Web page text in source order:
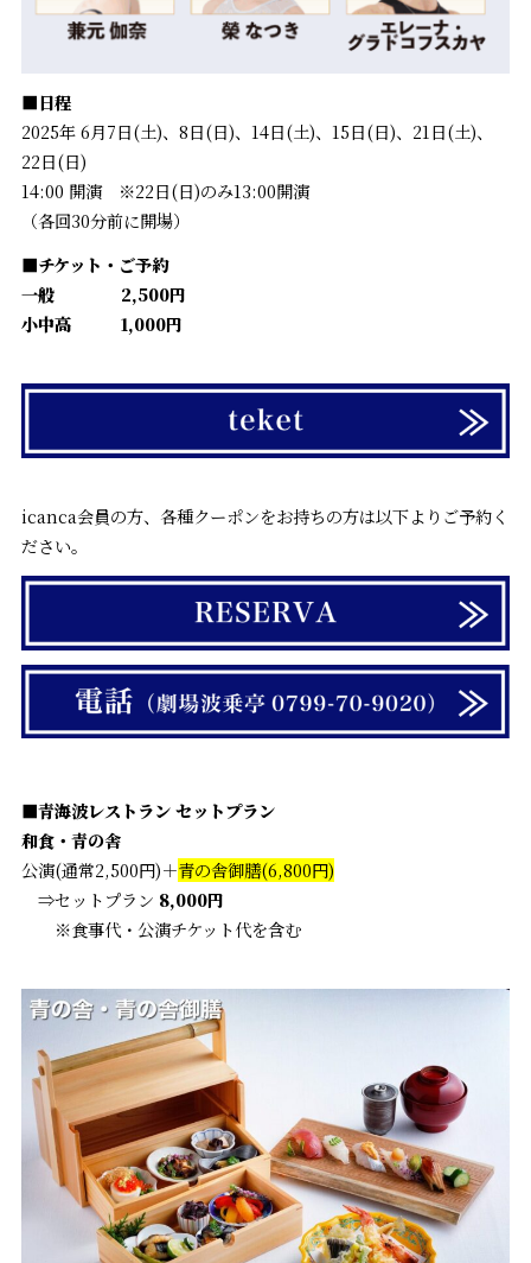
■日程
2025年 6月7日(土)、8日(日)、14日(土)、15日(日)、21日(土)、
22日(日)
14:00 開演 ※22日(日)のみ13:00開演
（各回30分前に開場）
■チケット・ご予約
一般 2,500円
小中高 1,000円
icanca会員の方、各種クーポンをお持ちの方は以下よりご予約く
ださい。
■青海波レストラン セットプラン
和食・青の舎
公演(通常2,500円)＋青の舎御膳(6,800円)
⇒セットプラン 8,000円
※食事代・公演チケット代を含む